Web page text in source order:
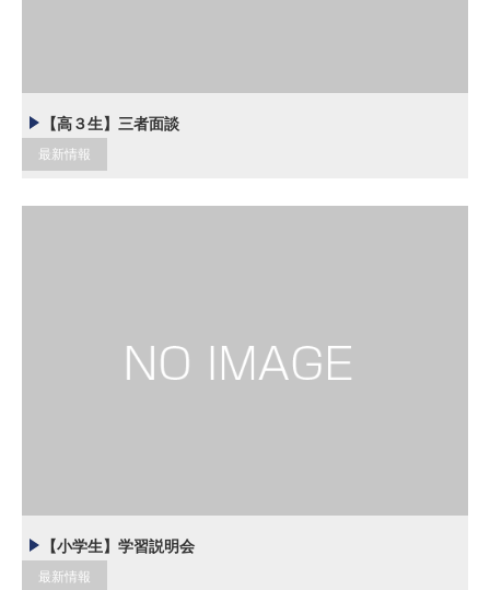
【高３生】三者面談
最新情報
【小学生】学習説明会
最新情報